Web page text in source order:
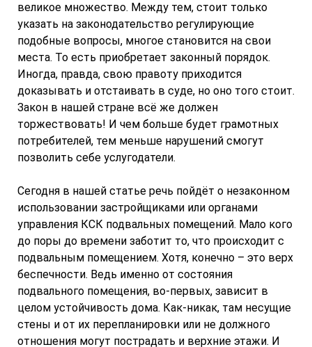
великое множество. Между тем, стоит только
указать на законодательство регулирующие
подобные вопросы, многое становится на свои
места. То есть приобретает законный порядок.
Иногда, правда, свою правоту приходится
доказывать и отстаивать в суде, но оно того стоит.
Закон в нашей стране всё же должен
торжествовать! И чем больше будет грамотных
потребителей, тем меньше нарушений смогут
позволить себе услугодатели.
Сегодня в нашей статье речь пойдёт о незаконном
использовании застройщиками или органами
управления КСК подвальных помещений. Мало кого
до поры до времени заботит то, что происходит с
подвальным помещением. Хотя, конечно – это верх
беспечности. Ведь именно от состояния
подвального помещения, во-первых, зависит в
целом устойчивость дома. Как-никак, там несущие
стены и от их перепланировки или не должного
отношения могут пострадать и верхние этажи. И